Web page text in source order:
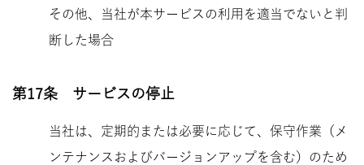
その他、当社が本サービスの利用を適当でないと判
断した場合
第17条 サービスの停止
当社は、定期的または必要に応じて、保守作業（メ
ンテナンスおよびバージョンアップを含む）のため